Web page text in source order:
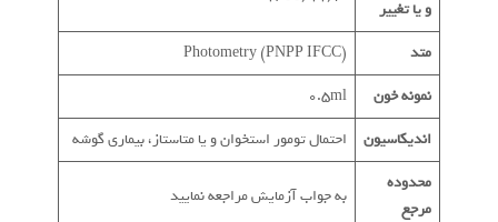
و یا تغییر
متد
Photometry (PNPP IFCC)
نمونه خون
0.5ml
اندیکاسیون
احتمال تومور استخوان و یا متاستاز، بیماری گوشه
محدوده
مرجع
به جواب آزمایش مراجعه نمایید